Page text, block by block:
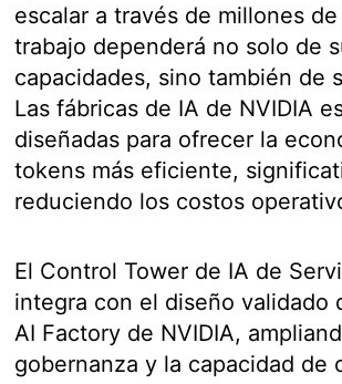
escalar a través de millones
trabajo dependerá no solo de
capacidades, sino también de
Las fábricas de IA de NVIDIA
diseñadas para ofrecer la
tokens más eficiente,
reduciendo los costos
El Control Tower de IA de
integra con el diseño validado
AI Factory de NVIDIA,
gobernanza y la capacidad de